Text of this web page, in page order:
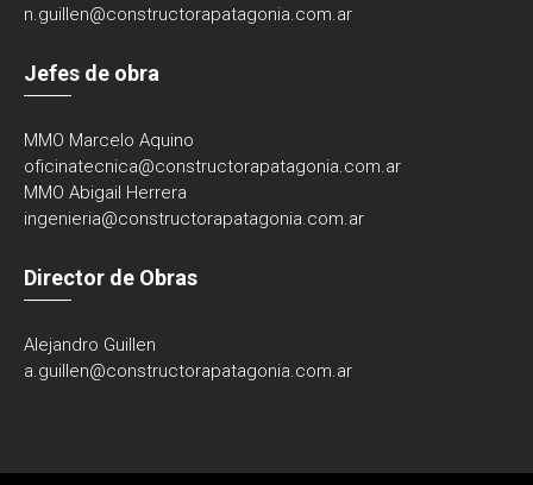
n.guillen@constructorapatagonia.com.ar
Jefes de obra
MMO Marcelo Aquino
oficinatecnica@constructorapatagonia.com.ar
MMO Abigail Herrera
ingenieria@constructorapatagonia.com.ar
Director de Obras
Alejandro Guillen
a.guillen@constructorapatagonia.com.ar